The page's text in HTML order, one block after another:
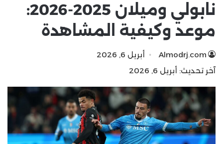
نابولي وميلان 2025-2026:
موعد وكيفية المشاهدة
Almodrj.com
أبريل 6, 2026
آخر تحديث: أبريل 6, 2026